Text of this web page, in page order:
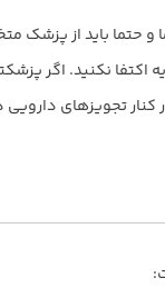
و حتما باید از
اکتفا نکنید. اگر
تجویزهای دارویی